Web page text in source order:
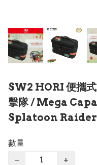
SW2 HORI 便攜式
擊隊 / Mega
Splatoon
數量
−
+